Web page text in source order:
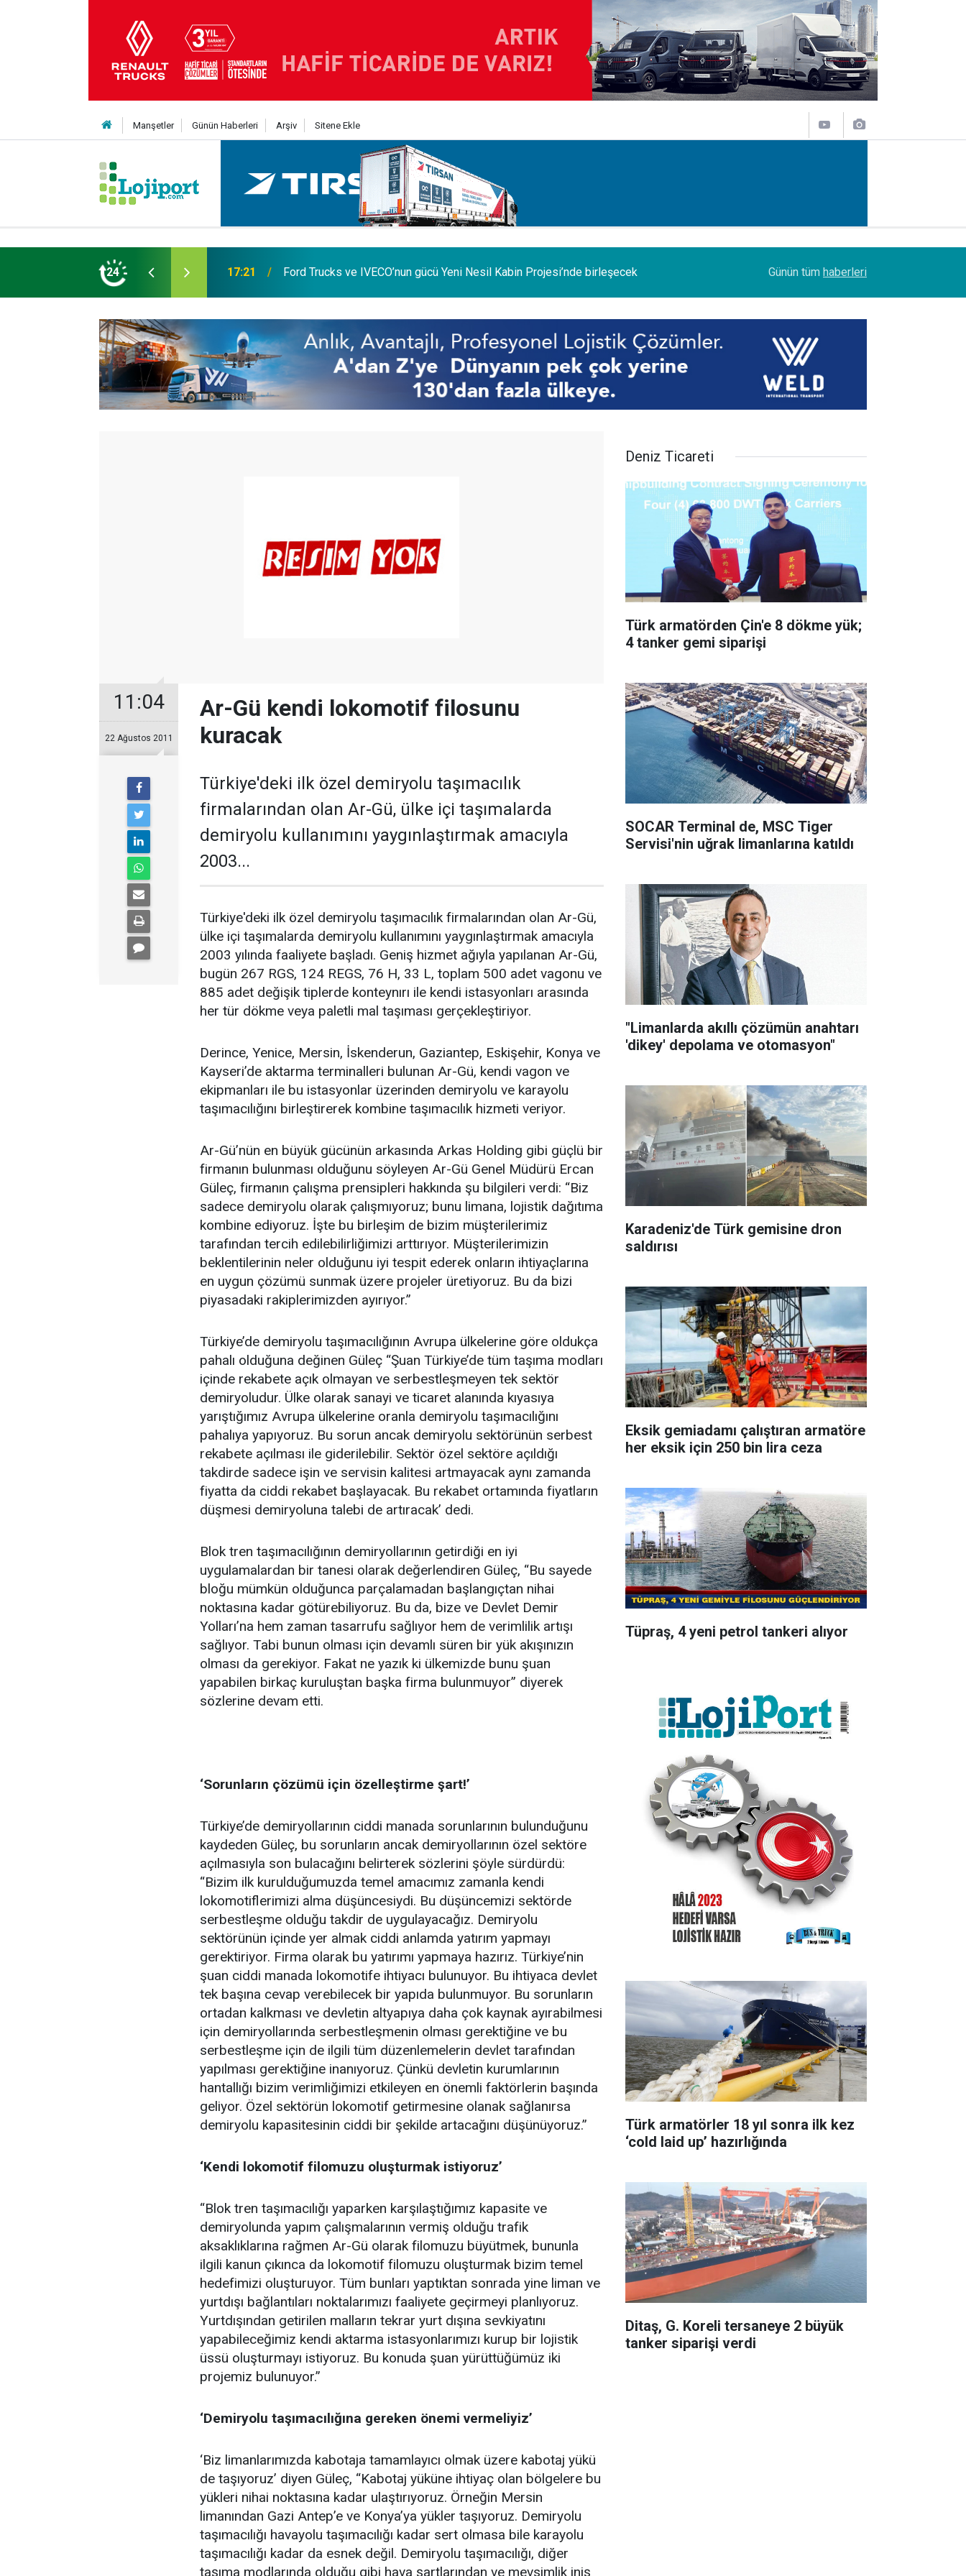
Manşetler Günün Haberleri Arşiv Sitene Ekle
24
Nesil Kabin Projesi’nde birleşecek 10:35 Treylerde iç pazar daraldı, ihracat şaha kalktı Her biri 120 tonluk 3 Boeing 777, kamyonlarla
Günün tüm haberleri
11:04
22 Ağustos 2011
Ar-Gü kendi lokomotif filosunu
kuracak
Türkiye'deki ilk özel demiryolu taşımacılık
firmalarından olan Ar-Gü, ülke içi taşımalarda
demiryolu kullanımını yaygınlaştırmak amacıyla
2003...
Türkiye'deki ilk özel demiryolu taşımacılık firmalarından olan Ar-Gü,
ülke içi taşımalarda demiryolu kullanımını yaygınlaştırmak amacıyla
2003 yılında faaliyete başladı. Geniş hizmet ağıyla yapılanan Ar-Gü,
bugün 267 RGS, 124 REGS, 76 H, 33 L, toplam 500 adet vagonu ve
885 adet değişik tiplerde konteynırı ile kendi istasyonları arasında
her tür dökme veya paletli mal taşıması gerçekleştiriyor.
Derince, Yenice, Mersin, İskenderun, Gaziantep, Eskişehir, Konya ve
Kayseri’de aktarma terminalleri bulunan Ar-Gü, kendi vagon ve
ekipmanları ile bu istasyonlar üzerinden demiryolu ve karayolu
taşımacılığını birleştirerek kombine taşımacılık hizmeti veriyor.
Ar-Gü’nün en büyük gücünün arkasında Arkas Holding gibi güçlü bir
firmanın bulunması olduğunu söyleyen Ar-Gü Genel Müdürü Ercan
Güleç, firmanın çalışma prensipleri hakkında şu bilgileri verdi: “Biz
sadece demiryolu olarak çalışmıyoruz; bunu limana, lojistik dağıtıma
kombine ediyoruz. İşte bu birleşim de bizim müşterilerimiz
tarafından tercih edilebilirliğimizi arttırıyor. Müşterilerimizin
beklentilerinin neler olduğunu iyi tespit ederek onların ihtiyaçlarına
en uygun çözümü sunmak üzere projeler üretiyoruz. Bu da bizi
piyasadaki rakiplerimizden ayırıyor.”
Türkiye’de demiryolu taşımacılığının Avrupa ülkelerine göre oldukça
pahalı olduğuna değinen Güleç “Şuan Türkiye’de tüm taşıma modları
içinde rekabete açık olmayan ve serbestleşmeyen tek sektör
demiryoludur. Ülke olarak sanayi ve ticaret alanında kıyasıya
yarıştığımız Avrupa ülkelerine oranla demiryolu taşımacılığını
pahalıya yapıyoruz. Bu sorun ancak demiryolu sektörünün serbest
rekabete açılması ile giderilebilir. Sektör özel sektöre açıldığı
takdirde sadece işin ve servisin kalitesi artmayacak aynı zamanda
fiyatta da ciddi rekabet başlayacak. Bu rekabet ortamında fiyatların
düşmesi demiryoluna talebi de artıracak’ dedi.
Blok tren taşımacılığının demiryollarının getirdiği en iyi
uygulamalardan bir tanesi olarak değerlendiren Güleç, “Bu sayede
bloğu mümkün olduğunca parçalamadan başlangıçtan nihai
noktasına kadar götürebiliyoruz. Bu da, bize ve Devlet Demir
Yolları’na hem zaman tasarrufu sağlıyor hem de verimlilik artışı
sağlıyor. Tabi bunun olması için devamlı süren bir yük akışınızın
olması da gerekiyor. Fakat ne yazık ki ülkemizde bunu şuan
yapabilen birkaç kuruluştan başka firma bulunmuyor” diyerek
sözlerine devam etti.
‘Sorunların çözümü için özelleştirme şart!’
Türkiye’de demiryollarının ciddi manada sorunlarının bulunduğunu
kaydeden Güleç, bu sorunların ancak demiryollarının özel sektöre
açılmasıyla son bulacağını belirterek sözlerini şöyle sürdürdü:
“Bizim ilk kurulduğumuzda temel amacımız zamanla kendi
lokomotiflerimizi alma düşüncesiydi. Bu düşüncemizi sektörde
serbestleşme olduğu takdir de uygulayacağız. Demiryolu
sektörünün içinde yer almak ciddi anlamda yatırım yapmayı
gerektiriyor. Firma olarak bu yatırımı yapmaya hazırız. Türkiye’nin
şuan ciddi manada lokomotife ihtiyacı bulunuyor. Bu ihtiyaca devlet
tek başına cevap verebilecek bir yapıda bulunmuyor. Bu sorunların
ortadan kalkması ve devletin altyapıya daha çok kaynak ayırabilmesi
için demiryollarında serbestleşmenin olması gerektiğine ve bu
serbestleşme için de ilgili tüm düzenlemelerin devlet tarafından
yapılması gerektiğine inanıyoruz. Çünkü devletin kurumlarının
hantallığı bizim verimliğimizi etkileyen en önemli faktörlerin başında
geliyor. Özel sektörün lokomotif getirmesine olanak sağlanırsa
demiryolu kapasitesinin ciddi bir şekilde artacağını düşünüyoruz.”
‘Kendi lokomotif filomuzu oluşturmak istiyoruz’
“Blok tren taşımacılığı yaparken karşılaştığımız kapasite ve
demiryolunda yapım çalışmalarının vermiş olduğu trafik
aksaklıklarına rağmen Ar-Gü olarak filomuzu büyütmek, bununla
ilgili kanun çıkınca da lokomotif filomuzu oluşturmak bizim temel
hedefimizi oluşturuyor. Tüm bunları yaptıktan sonrada yine liman ve
yurtdışı bağlantıları noktalarımızı faaliyete geçirmeyi planlıyoruz.
Yurtdışından getirilen malların tekrar yurt dışına sevkiyatını
yapabileceğimiz kendi aktarma istasyonlarımızı kurup bir lojistik
üssü oluşturmayı istiyoruz. Bu konuda şuan yürüttüğümüz iki
projemiz bulunuyor.”
‘Demiryolu taşımacılığına gereken önemi vermeliyiz’
‘Biz limanlarımızda kabotaja tamamlayıcı olmak üzere kabotaj yükü
de taşıyoruz’ diyen Güleç, “Kabotaj yüküne ihtiyaç olan bölgelere bu
yükleri nihai noktasına kadar ulaştırıyoruz. Örneğin Mersin
limanından Gazi Antep’e ve Konya’ya yükler taşıyoruz. Demiryolu
taşımacılığı havayolu taşımacılığı kadar sert olmasa bile karayolu
taşımacılığı kadar da esnek değil. Demiryolu taşımacılığı, diğer
taşıma modlarında olduğu gibi hava şartlarından ve mevsimlik iniş
Deniz Ticareti
Türk armatörden Çin'e 8 dökme yük;
4 tanker gemi siparişi
SOCAR Terminal de, MSC Tiger
Servisi'nin uğrak limanlarına katıldı
"Limanlarda akıllı çözümün anahtarı
'dikey' depolama ve otomasyon"
Karadeniz'de Türk gemisine dron
saldırısı
Eksik gemiadamı çalıştıran armatöre
her eksik için 250 bin lira ceza
Tüpraş, 4 yeni petrol tankeri alıyor
Türk armatörler 18 yıl sonra ilk kez
‘cold laid up’ hazırlığında
Ditaş, G. Koreli tersaneye 2 büyük
tanker siparişi verdi